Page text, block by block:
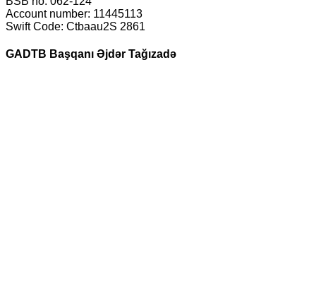
Account number: 11445113
Swift Code: Ctbaau2S 2861
GADTB Başqanı Əjdər Tağızadə